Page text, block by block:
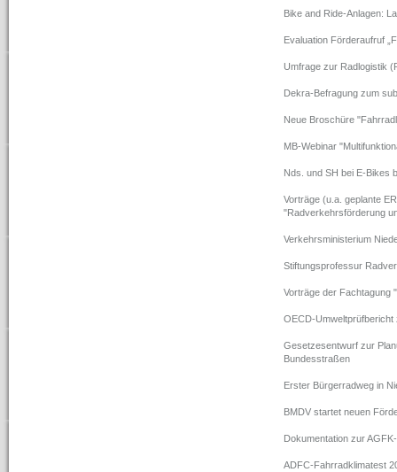
Bike and Ride-Anlagen:
Evaluation Förderaufruf
Umfrage zur Radlogistik
Dekra-Befragung zum
Neue Broschüre
MB-Webinar
Nds. und SH bei E-Bikes
Vorträge (u.a. geplante
"Radverkehrsförderung
Verkehrsministerium
Stiftungsprofessur
Vorträge der Fachtagung
OECD-
Gesetzesentwurf zur
Bundesstraßen
Erster Bürgerradweg in
BMDV startet neuen
Dokumentation zur
ADFC-Fahrradklimatest